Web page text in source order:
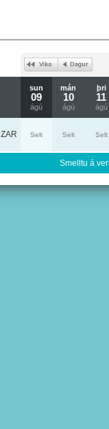
sun
09
ágú
mán
10
ágú
þri
11
ágú
ZAR Selt Selt Selt
Smelltu á